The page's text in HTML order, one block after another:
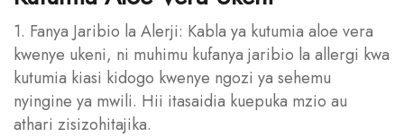
1. Fanya Jaribio la Alerji: Kabla ya kutumia aloe vera
kwenye ukeni, ni muhimu kufanya jaribio la allergi kwa
kutumia kiasi kidogo kwenye ngozi ya sehemu
nyingine ya mwili. Hii itasaidia kuepuka mzio au
athari zisizohitajika.